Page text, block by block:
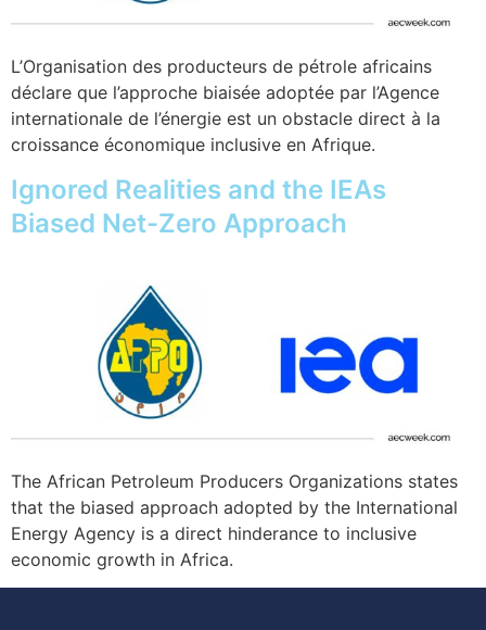
L’Organisation des producteurs de pétrole africains
déclare que l’approche biaisée adoptée par l’Agence
internationale de l’énergie est un obstacle direct à la
croissance économique inclusive en Afrique.
Ignored Realities and the IEAs
Biased Net-Zero Approach
The African Petroleum Producers Organizations states
that the biased approach adopted by the International
Energy Agency is a direct hinderance to inclusive
economic growth in Africa.